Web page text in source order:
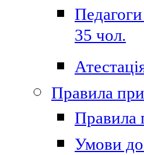
35 чол.
Правила
Правила
Умови